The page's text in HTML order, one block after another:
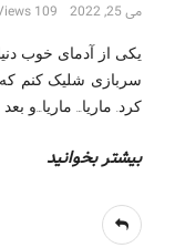
می 25, 2022
109 Views
یکی از آدمای خوب
سربازی شلیک کنم
کرد. ماریا…
بیشتر بخوانید